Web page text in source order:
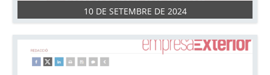
10 DE SETEMBRE DE 2024